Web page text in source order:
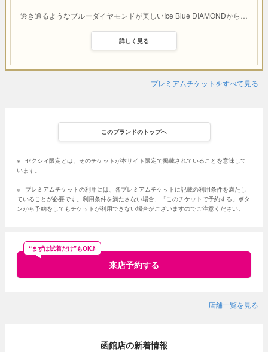
透き通るようなブルーダイヤモンドが美しいIce Blue DIAMONDから…
詳しく見る
プレミアムチケットをすべて見る
このブランドのトップへ
※ ゼクシィ限定とは、そのチケットが本サイト限定で掲載されていることを意味して
います。
※
プレミアムチケットの利用には、各プレミアムチケットに記載の利用条件を満たし
ていることが必要です。利用条件を満たさない場合、「このチケットで予約する」ボタ
ンから予約をしてもチケットが利用できない場合がございますのでご注意ください。
来店予約する
“まずは試着だけ”もOK♪
店舗一覧を見る
函館店の新着情報